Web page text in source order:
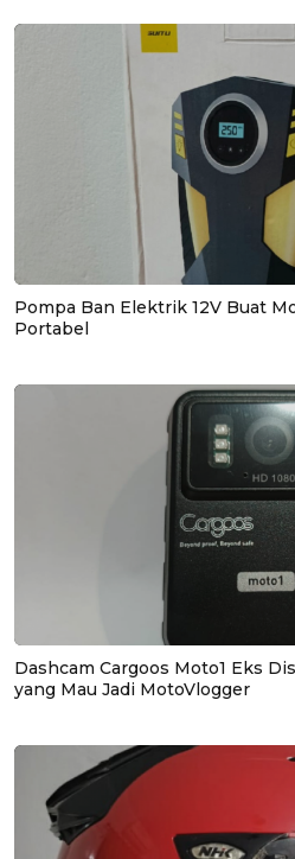
Pompa Ban Elektrik 12V Buat
Portabel
Dashcam Cargoos Moto1 Eks
yang Mau Jadi MotoVlogger